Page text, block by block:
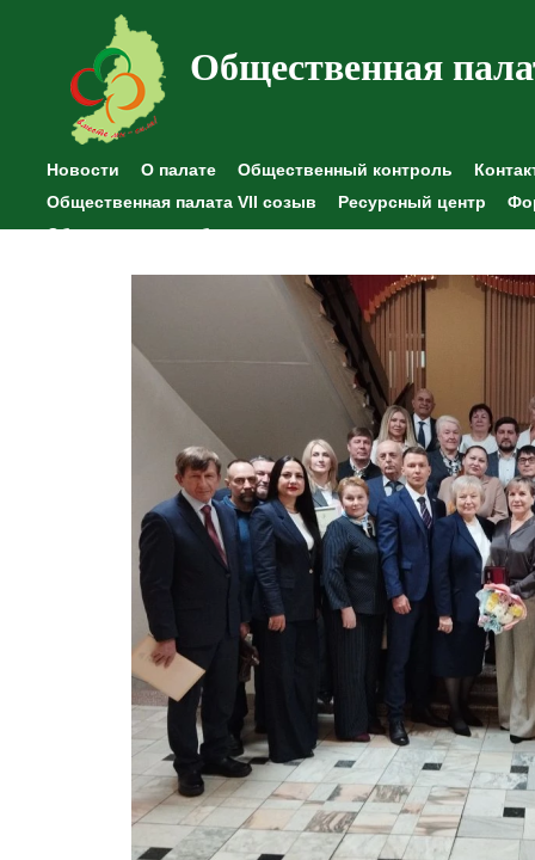
Общественная
Новости О палате Общественный контроль
Общественная палата VII созыв
Ресурсный центр
Общественные наблюдения